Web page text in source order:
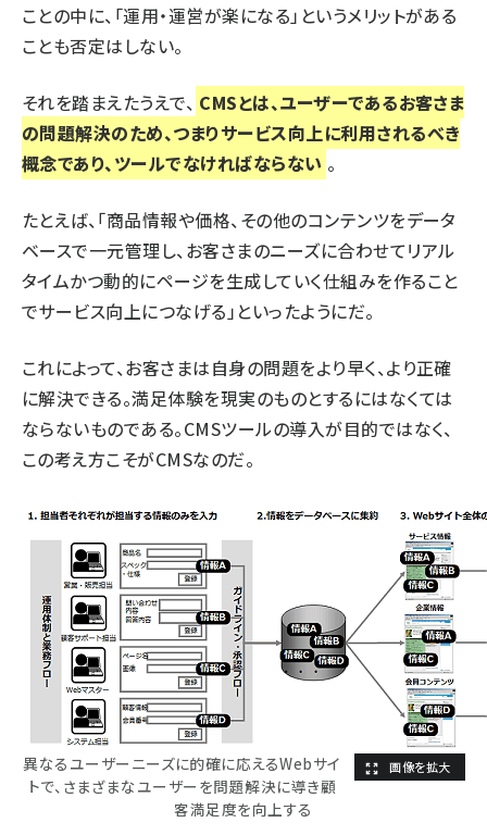
ことの中に、「運用・運営が楽になる」というメリットがある
ことも否定はしない。
それを踏まえたうえで、 CMSとは、ユーザーであるお客さま
の問題解決のため、つまりサービス向上に利用されるべき
概念であり、ツールでなければならない 。
たとえば、「商品情報や価格、その他のコンテンツをデータ
ベースで一元管理し、お客さまのニーズに合わせてリアル
タイムかつ動的にページを生成していく仕組みを作ること
でサービス向上につなげる」といったようにだ。
これによって、お客さまは自身の問題をより早く、より正確
に解決できる。満足体験を現実のものとするにはなくては
ならないものである。CMSツールの導入が目的ではなく、
この考え方こそがCMSなのだ。
異なるユーザーニーズに的確に応えるWebサイ
トで、さまざまなユーザーを問題解決に導き顧
客満足度を向上する